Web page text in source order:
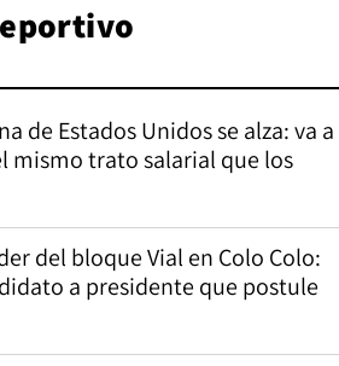
de Estados Unidos se alza: va a
mismo trato salarial que los
del bloque Vial en Colo Colo:
a presidente que postule